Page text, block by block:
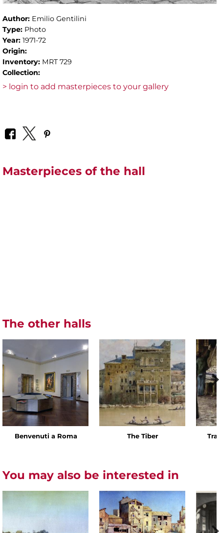
Author: Emilio Gentilini
Type: Photo
Year: 1971-72
Origin:
Inventory: MRT 729
Collection:
> login to add masterpieces to your gallery
Masterpieces of the hall
The other halls
Benvenuti a Roma The Tiber
You may also be interested in